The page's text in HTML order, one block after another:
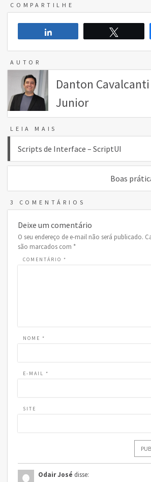
COMPARTILHE
AUTOR
Danton
Junior
LEIA MAIS
Navegação
de
Scripts de Interface – ScriptUI
Boas
3 COMENTÁRIOS
Deixe um comentário
O seu endereço de e-mail não será publicado.
são marcados com *
COMENTÁRIO *
NOME *
E-MAIL *
SITE
Odair José disse: